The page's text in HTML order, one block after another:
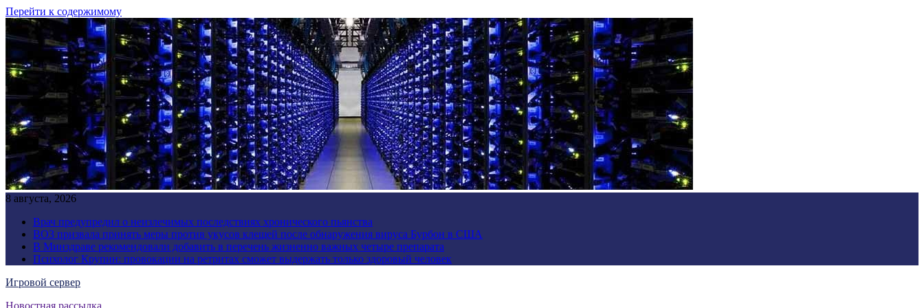
Перейти к содержимому
8 августа, 2026
Врач предупредил о неизлечимых последствиях хронического пьянства
ВОЗ призвала принять меры против укусов клещей после обнаружения вируса Бурбон в США
В Минздраве рекомендовали добавить в перечень жизненно важных четыре препарата
Психолог Крупин: провокации на ретритах сможет выдержать только здоровый человек
Игровой сервер
Новостная рассылка